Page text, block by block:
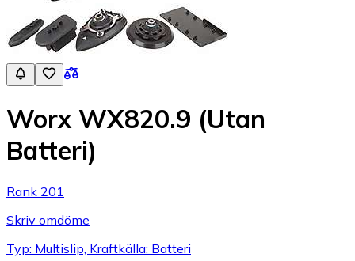
Worx WX820.9 (Utan
Batteri)
Rank 201
Skriv omdöme
Typ: Multislip, Kraftkälla: Batteri